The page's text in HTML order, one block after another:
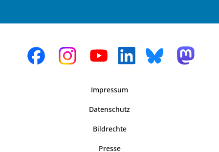
Impressum
Datenschutz
Bildrechte
Presse